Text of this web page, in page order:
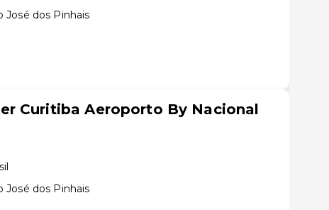
José dos Pinhais
Curitiba Aeroporto By Nacional
José dos Pinhais